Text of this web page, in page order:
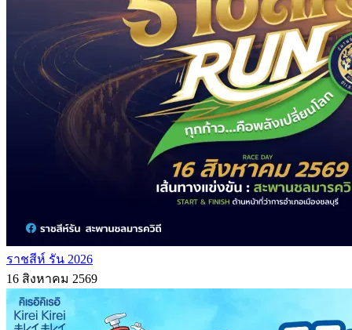
ราชสีห์ รัน 2026
16 สิงหาคม 2569